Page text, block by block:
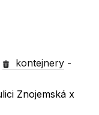
kontejnery -
Znojemská x